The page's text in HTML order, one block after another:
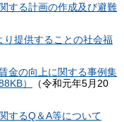
する計画の作成及び避難
提供することの社会福
金の向上に関する事例集
）
（令和元年5月20
するQ＆A等について